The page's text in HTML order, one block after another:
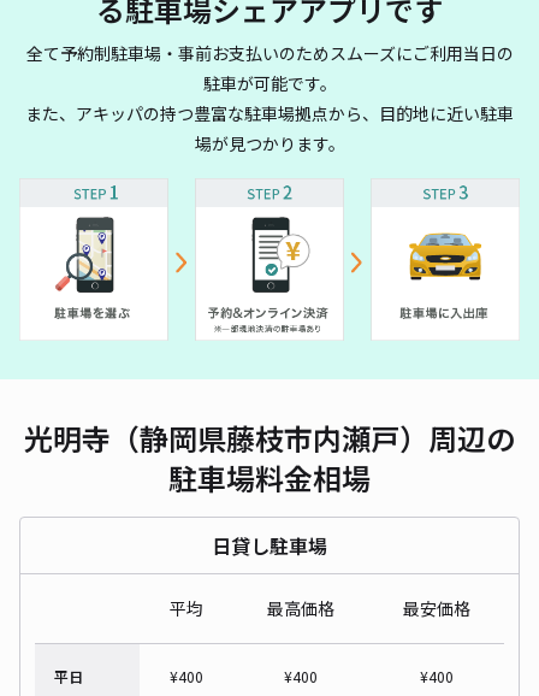
る駐車場シェアアプリです
全て予約制駐車場・事前お支払いのためスムーズにご利用当日の
駐車が可能です。
また、アキッパの持つ豊富な駐車場拠点から、目的地に近い駐車
場が見つかります。
光明寺（静岡県藤枝市内瀬戸）周辺の
駐車場料金相場
日貸し駐車場
平均 最高価格 最安価格
平日 ¥400 ¥400 ¥400